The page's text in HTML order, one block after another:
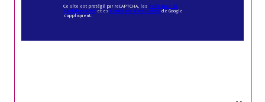
Ce site est protégé par reCAPTCHA, les Politiques de
Confidentialité et es Conditions d'utilisationde Google
s'appliquent.